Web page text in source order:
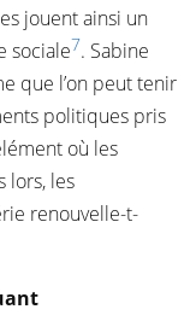
jouent ainsi un
sociale7. Sabine
que l’on peut tenir
politiques pris
où les
lors, les
renouvelle-t-